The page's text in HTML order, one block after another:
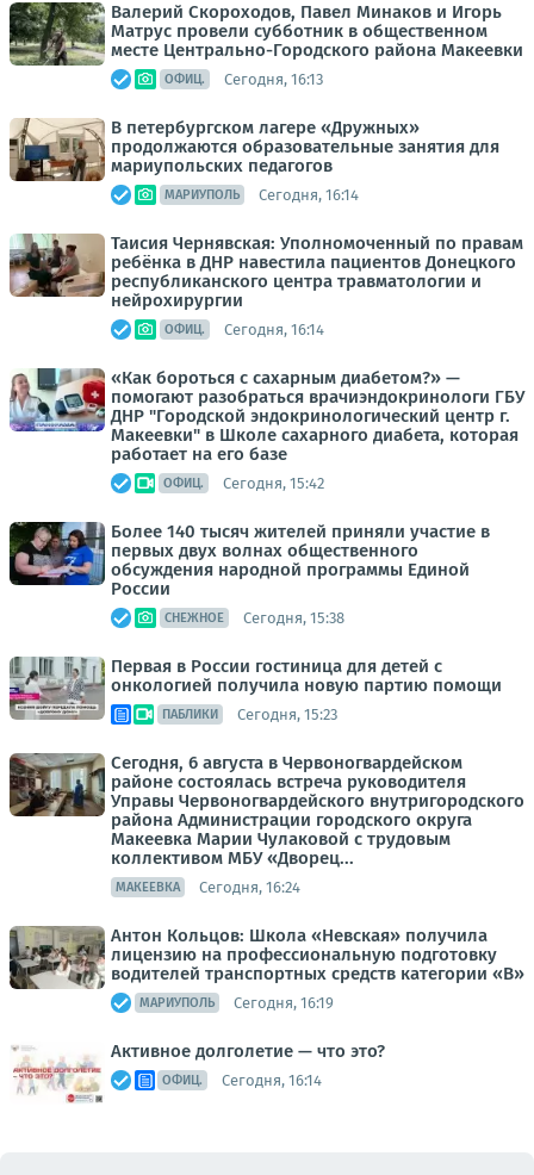
Валерий Скороходов, Павел Минаков и Игорь
Матрус провели субботник в общественном
месте Центрально-Городского района Макеевки
ОФИЦ. Сегодня, 16:13
В петербургском лагере «Дружных»
продолжаются образовательные занятия для
мариупольских педагогов
МАРИУПОЛЬ Сегодня, 16:14
Таисия Чернявская: Уполномоченный по правам
ребёнка в ДНР навестила пациентов Донецкого
республиканского центра травматологии и
нейрохирургии
ОФИЦ. Сегодня, 16:14
«Как бороться с сахарным диабетом?» —
помогают разобраться врачиэндокринологи ГБУ
ДНР "Городской эндокринологический центр г.
Макеевки" в Школе сахарного диабета, которая
работает на его базе
ОФИЦ. Сегодня, 15:42
Более 140 тысяч жителей приняли участие в
первых двух волнах общественного
обсуждения народной программы Единой
России
СНЕЖНОЕ Сегодня, 15:38
Первая в России гостиница для детей с
онкологией получила новую партию помощи
ПАБЛИКИ Сегодня, 15:23
Сегодня, 6 августа в Червоногвардейском
районе состоялась встреча руководителя
Управы Червоногвардейского внутригородского
района Администрации городского округа
Макеевка Марии Чулаковой с трудовым
коллективом МБУ «Дворец...
МАКЕЕВКА Сегодня, 16:24
Антон Кольцов: Школа «Невская» получила
лицензию на профессиональную подготовку
водителей транспортных средств категории «В»
МАРИУПОЛЬ Сегодня, 16:19
Активное долголетие — что это?
ОФИЦ. Сегодня, 16:14